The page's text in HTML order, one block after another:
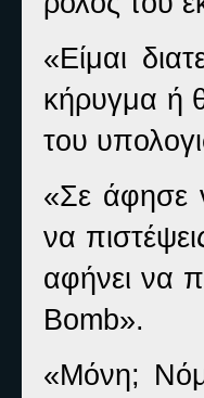
«Είμαι
κήρυγμα ή
του
«Σε άφησε
να
αφήνει να
Bomb».
«Μόνη;